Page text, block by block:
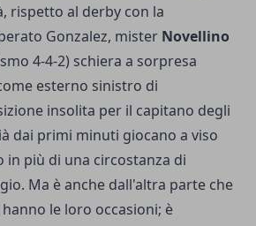
rispetto al derby con la
Gonzalez, mister Novellino
4-4-2) schiera a sorpresa
esterno sinistro di
insolita per il capitano degli
dai primi minuti giocano a viso
in più di una circostanza di
Ma è anche dall'altra parte che
le loro occasioni; è